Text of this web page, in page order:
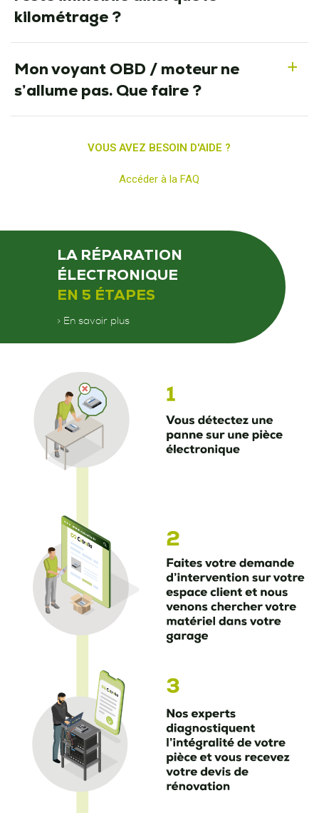
kilométrage ?
a
Mon voyant OBD / moteur ne
s’allume pas. Que faire ?
VOUS AVEZ BESOIN D'AIDE ?
Accéder à la FAQ
LA RÉPARATION
ÉLECTRONIQUE
EN 5 ÉTAPES
> En savoir plus